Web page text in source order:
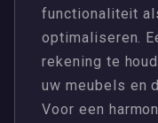
functionaliteit
optimaliseren.
rekening te
uw meubels en
Voor een